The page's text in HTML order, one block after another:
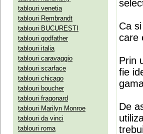
tablouri venetia
tablouri Rembrandt
tablouri BUCURESTI
tablouri godfather
tablouri italia
tablouri caravaggio
tablouri scarface
tablouri chicago
tablouri boucher
tablouri fragonard
tablouri Marilyn Monroe
tablouri da vinci
tablouri roma
Ca
care
Prin
fie
De